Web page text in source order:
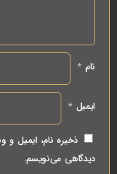
نام*
ایمیل*
ذخیره نام، ایمیل و
دیدگاهی می‌نویسم.